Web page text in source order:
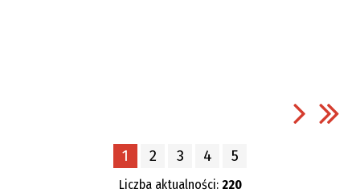
1 2 3 4 5
Liczba aktualności: 220